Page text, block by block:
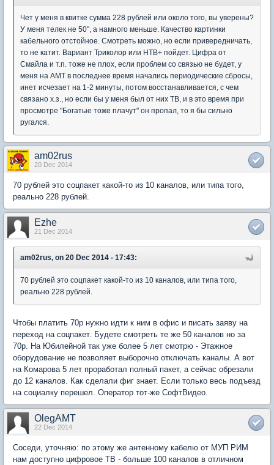
Чет у меня в квитке сумма 228 рублей или около того, вы уверены?
У меня телек не 50", а намного меньше. Качество картинки
кабельного отстойное. Смотреть можно, но если привередничать,
то не катит. Вариант Триколор или НТВ+ пойдет. Цифра от
Смайла и т.п. тоже не плох, если проблем со связью не будет, у
меня на АМТ в последнее время начались периодические сбросы,
инет исчезает на 1-2 минуты, потом восстанавливается, с чем
связано х.з., но если бы у меня был от них ТВ, и в это время при
просмотре "Богатые тоже плачут" он пропал, то я бы сильно
ругался.
am02rus
20 Dec 2014
70 рублей это соцпакет какой-то из 10 каналов, или типа того,
реально 228 рублей.
Ezhe
21 Dec 2014
am02rus, on 20 Dec 2014 - 17:43:
70 рублей это соцпакет какой-то из 10 каналов, или типа того,
реально 228 рублей.
Чтобы платить 70р нужно идти к ним в офис и писать заяву на
переход на соцпакет. Будете смотреть те же 50 каналов но за
70р. На Юбилейной так уже более 5 лет смотрю - Этажное
оборудование не позволяет выборочно отключать каналы. А вот
на Комарова 5 лет проработал полный пакет, а сейчас обрезали
до 12 каналов. Как сделали фиг знает. Если только весь подъезд
на социалку перешел. Оператор тот-же СофтВидео.
OlegAMT
22 Dec 2014
Соседи, уточняю: по этому же антенному кабелю от МУП РИМ
нам доступно цифровое ТВ - больше 100 каналов в отличном